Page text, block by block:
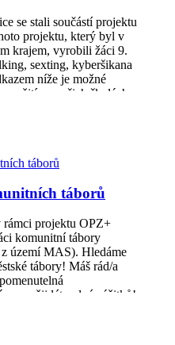
zejména na vybavení
i jídelen ZŠ. Více
projektů
se stali součástí projektu
projektu, který byl v
krajem, vyrobili žáci 9.
sexting, kyberšikana
níže je možné
ve vašich školách.
node/2002
vyzkoušet
táborů
rámci projektu OPZ+
komunitní tábory
území MAS). Hledáme
tábory! Máš rád/a
a zažij léto plné zážitků!
email